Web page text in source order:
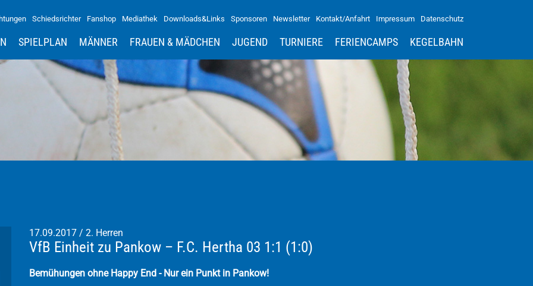
Schiedsrichter Fanshop Mediathek Downloads&Links Sponsoren Newsletter Kontakt/Anfahrt Impressum Datenschutz
SPIELPLAN MÄNNER FRAUEN & MÄDCHEN JUGEND TURNIERE FERIENCAMPS KEGELBAHN
17.09.2017 / 2. Herren
VfB Einheit zu Pankow – F.C. Hertha 03 1:1 (1:0)
Bemühungen ohne Happy End - Nur ein Punkt in Pankow!